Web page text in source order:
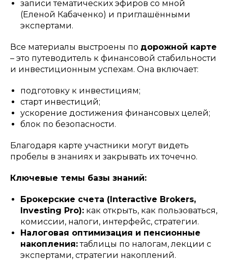
записи тематических эфиров со мной
(Еленой Кабаченко) и приглашёнными
экспертами.
Все материалы выстроены по дорожной карте
– это путеводитель к финансовой стабильности
и инвестиционным успехам. Она включает:
подготовку к инвестициям;
старт инвестиций;
ускорение достижения финансовых целей;
блок по безопасности.
Благодаря карте участники могут видеть
пробелы в знаниях и закрывать их точечно.
Ключевые темы базы знаний:
Брокерские счета (Interactive Brokers,
Investing Pro): как открыть, как пользоваться,
комиссии, налоги, интерфейс, стратегии.
Налоговая оптимизация и пенсионные
накопления:таблицы по налогам, лекции с
экспертами, стратегии накоплений.